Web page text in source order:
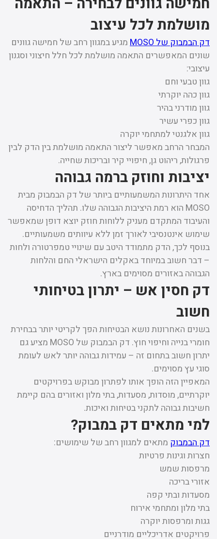
מושלמת לכל עיצוב
דק הבמבוק של MOSO
מגיע במגוון רחב של חמישה גוונים
שונים המאפשרים התאמה מושלמת לכל חלל חיצוני וסגנון
עיצובי:
גוון טבעי וחם
גוון כהה יוקרתי
גוון מודרני בהיר
גוון כפרי עשיר
גוון אלגנטי למתחמי יוקרה
המבחר הרחב מאפשר ליצור התאמה מושלמת בין הדק לבין
פרגולות, ריהוט גן, חיפויי קיר ובריכות שחייה.
יציבות וחוזק ברמה גבוהה
אחד היתרונות המשמעותיים ביותר של דק הבמבוק מבית
MOSO הוא רמת היציבות הגבוהה שלו. תהליך הדחיסה
והעיבוד המתקדם מעניק ללוחות חוזק יוצא דופן שמאפשר
שימוש אינטנסיבי לאורך זמן ללא עיוותים משמעותיים.
בנוסף לכך, הדק מתמודד היטב עם שינויי טמפרטורה ולחות
– דבר חשוב במיוחד באקלים הישראלי החם והלחות
הגבוהה באזורים מסוימים בארץ.
דק חסין אש – יתרון בטיחותי
חשוב
בשנים האחרונות נושא הבטיחות הפך לקריטי יותר בבחירת
חומרי בנייה וחיפוי חוץ. דק הבמבוק של MOSO מציע גם
יתרון חשוב בתחום זה – עמידות גבוהה יותר לאש לעומת
סוגי עץ מסוימים.
המאפיין הזה הופך אותו לפתרון מבוקש בפרויקטים
יוקרתיים, מוסדות, מסעדות, בתי מלון ואזורים בהם קיימת
חשיבות גבוהה לתקני בטיחות ואיכות.
למי מתאים דק במבוק?
דק הבמבוק מתאים למגוון רחב של שימושים:
חצרות וגינות פרטיות
מרפסות שמש
אזורי בריכה
מסעדות ובתי קפה
בתי מלון ומתחמי אירוח
גגות ומרפסות יוקרה
פרויקטים אדריכליים מודרניים